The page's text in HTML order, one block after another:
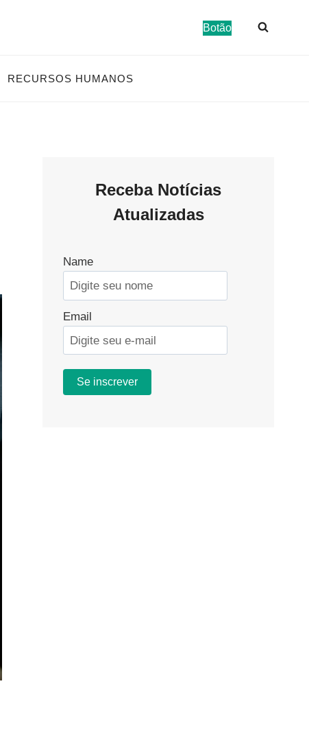
Botão
RECURSOS HUMANOS
Receba Notícias
Atualizadas
Name
Email